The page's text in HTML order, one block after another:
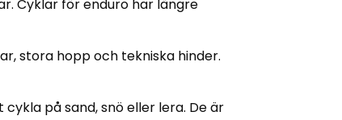
Cyklar för enduro har längre
stora hopp och tekniska hinder.
på sand, snö eller lera. De är